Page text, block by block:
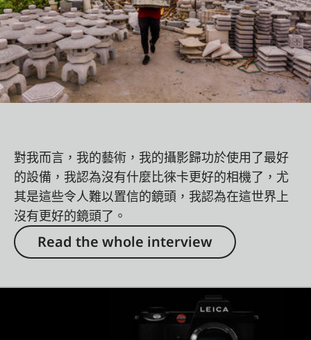
對我而言，我的藝術，我的攝影歸功於使用了最好
的設備，我認為沒有什麼比徠卡更好的相機了，尤
其是這些令人難以置信的鏡頭，我認為在這世界上
沒有更好的鏡頭了。
Read the whole interview